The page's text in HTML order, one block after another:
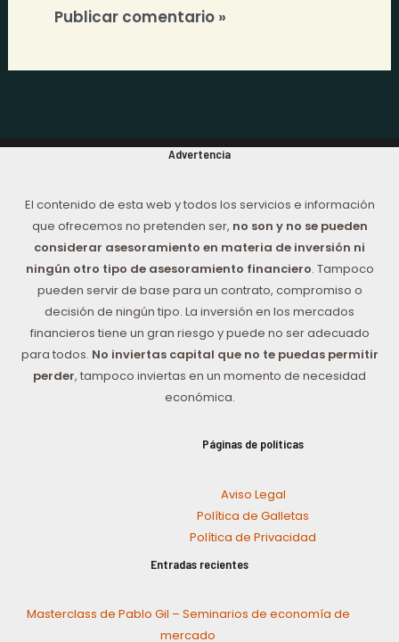
Advertencia
El contenido de esta web y todos los servicios e información
que ofrecemos no pretenden ser, no son y no se pueden
considerar asesoramiento en materia de inversión ni
ningún otro tipo de asesoramiento financiero. Tampoco
pueden servir de base para un contrato, compromiso o
decisión de ningún tipo. La inversión en los mercados
financieros tiene un gran riesgo y puede no ser adecuado
para todos. No inviertas capital que no te puedas permitir
perder, tampoco inviertas en un momento de necesidad
económica.
Páginas de políticas
Aviso Legal
Política de Galletas
Política de Privacidad
Entradas recientes
Masterclass de Pablo Gil – Seminarios de economía de
mercado